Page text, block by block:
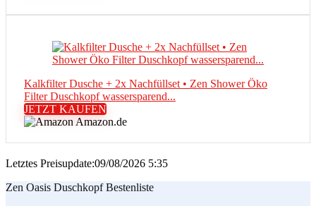
Kalkfilter Dusche + 2x Nachfüllset • Zen Shower Öko
Filter Duschkopf wassersparend...
JETZT KAUFEN
Amazon.de
Letztes Preisupdate:09/08/2026 5:35
Zen Oasis Duschkopf Bestenliste